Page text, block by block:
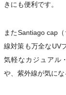
きにも便利です。
またSantiago cap
線対策も万全なUV
気軽なカジュアル
や、紫外線が気にな